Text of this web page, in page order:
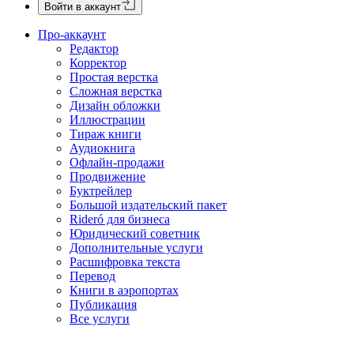
Войти в аккаунт
Про-аккаунт
Редактор
Корректор
Простая верстка
Сложная верстка
Дизайн обложки
Иллюстрации
Тираж книги
Аудиокнига
Офлайн-продажи
Продвижение
Буктрейлер
Большой издательский пакет
Rideró для бизнеса
Юридический советник
Дополнительные услуги
Расшифровка текста
Перевод
Книги в аэропортах
Публикация
Все услуги